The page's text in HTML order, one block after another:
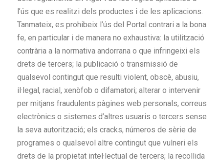
l’ús que es realitzi dels productes i de les aplicacions.
Tanmateix, es prohibeix l’ús del Portal contrari a la bona
fe, en particular i de manera no exhaustiva: la utilització
contrària a la normativa andorrana o que infringeixi els
drets de tercers; la publicació o transmissió de
qualsevol contingut que resulti violent, obscè, abusiu,
il·legal, racial, xenòfob o difamatori; alterar o intervenir
per mitjans fraudulents pàgines web personals, correus
electrònics o sistemes d’altres usuaris o tercers sense
la seva autorització; els cracks, números de sèrie de
programes o qualsevol altre contingut que vulneri els
drets de la propietat intel·lectual de tercers; la recollida